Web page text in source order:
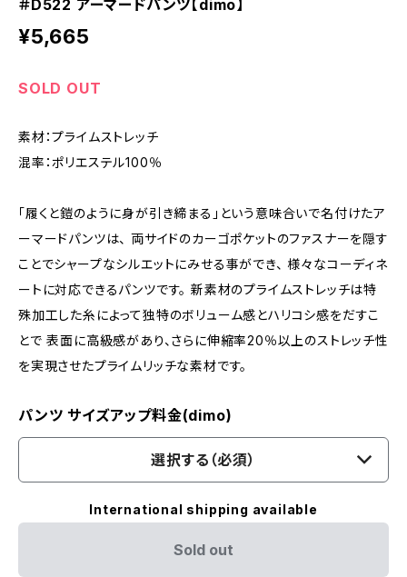
＃D522 アーマードパンツ【dimo】
¥5,665
SOLD OUT
素材：プライムストレッチ
混率：ポリエステル100％
「履くと鎧のように身が引き締まる」という意味合いで名付けたア
ーマードパンツは、 両サイドのカーゴポケットのファスナーを隠す
ことでシャープなシルエットにみせる事ができ、 様々なコーディネ
ートに対応できるパンツです。 新素材のプライムストレッチは特
殊加工した糸によって独特のボリューム感とハリコシ感をだすこ
とで 表面に高級感があり、さらに伸縮率20％以上のストレッチ性
を実現させたプライムリッチな素材です。
パンツ サイズアップ料金(dimo)
選択する（必須）
International shipping available
Sold out